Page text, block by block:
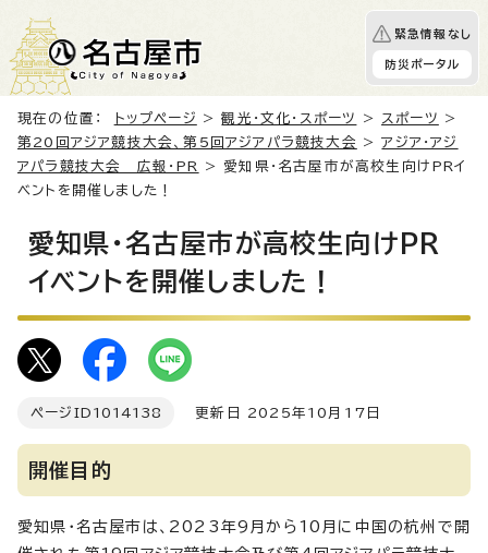
緊急情報なし
防災ポータル
現在の位置： トップページ >観光・文化・スポーツ > スポーツ
>
第20回アジア競技大会、第5回アジアパラ競技大会
>アジア・アジ
アパラ競技大会 広報・PR
> 愛知県・名古屋市が高校生向けPRイ
ベントを開催しました！
愛知県・名古屋市が高校生向けPR
イベントを開催しました！
ページID 1014138 更新日 2025年10月17日
開催目的
愛知県・名古屋市は、2023年9月から10月に中国の杭州で開